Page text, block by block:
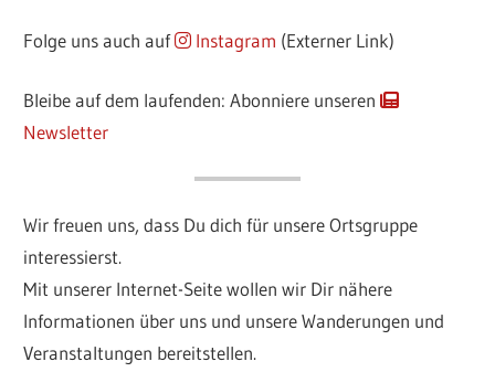
Folge uns auch auf Instagram (Externer Link)
Bleibe auf dem laufenden: Abonniere unseren
Newsletter
Wir freuen uns, dass Du dich für unsere Ortsgruppe
interessierst.
Mit unserer Internet-Seite wollen wir Dir nähere
Informationen über uns und unsere Wanderungen und
Veranstaltungen bereitstellen.